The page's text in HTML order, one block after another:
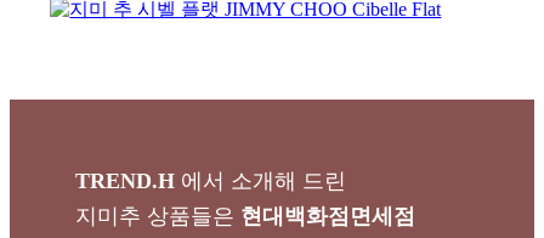
TREND.H에서 소개해 드린
지미추 상품들은 현대백화점면세점